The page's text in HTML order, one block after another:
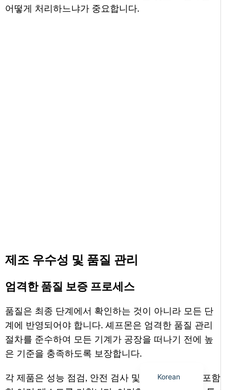
어떻게 처리하느냐가 중요합니다.
제조 우수성 및 품질 관리
엄격한 품질 보증 프로세스
품질은 최종 단계에서 확인하는 것이 아니라 모든 단
계에 반영되어야 합니다. 셰프몬은 엄격한 품질 관리
절차를 준수하여 모든 기계가 공장을 떠나기 전에 높
은 기준을 충족하도록 보장합니다.
각 제품은 성능 점검, 안전 검사 및 내구성 평가를 포함
Korean
Spanish
French
Russian